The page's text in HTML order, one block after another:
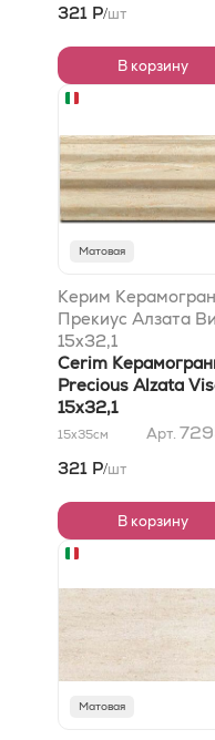
321 Р/шт
В корзину
Матовая
Керим
Прекиус Алзата
15x32,1
Cerim
Precious Alzata
15x32,1
15x35см Арт.
321 Р/шт
В корзину
Матовая